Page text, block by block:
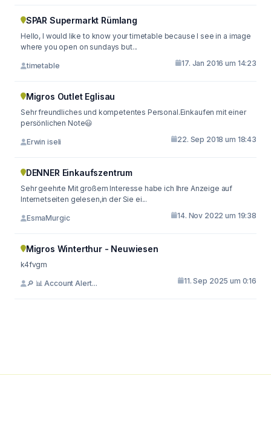
SPAR Supermarkt Rümlang
Hello, I would like to know your timetable because I see in a image
where you open on sundays but...
timetable 17. Jan 2016 um 14:23
Migros Outlet Eglisau
Sehr freundliches und kompetentes Personal.Einkaufen mit einer
persönlichen Note😃
Erwin iseli 22. Sep 2018 um 18:43
DENNER Einkaufszentrum
Sehr geehrte Mit großem Interesse habe ich Ihre Anzeige auf
Internetseiten gelesen,in der Sie ei...
EsmaMurgic 14. Nov 2022 um 19:38
Migros Winterthur - Neuwiesen
k4fvgm
🔎 📊 Account Alert... 11. Sep 2025 um 0:16